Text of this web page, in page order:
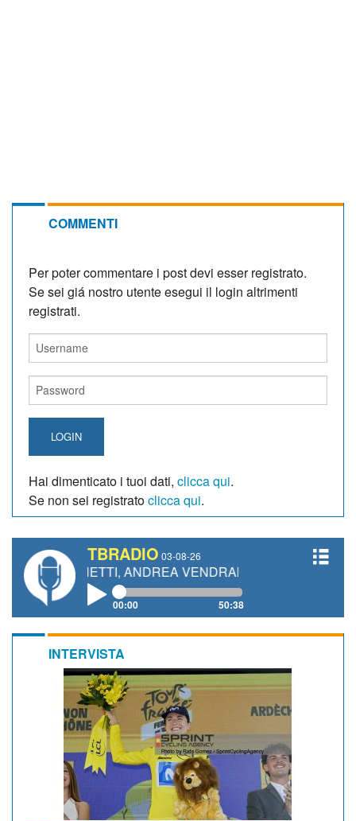
COMMENTI
Per poter commentare i post devi esser registrato.
Se sei giá nostro utente esegui il login altrimenti
registrati.
LOGIN
Hai dimenticato i tuoi dati, clicca qui.
Se non sei registratoclicca qui.
TBRADIO 03-08-26
ANDREA VENDRAME, FILIPPO FIORELLI
00:00 50:38
INTERVISTA